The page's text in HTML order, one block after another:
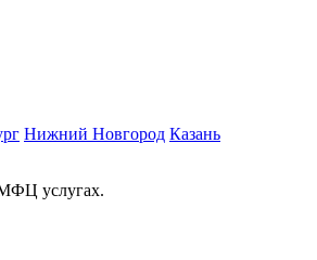
Нижний Новгород Казань
услугах.